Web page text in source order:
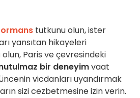
tutkunu olun, ister
yansıtan hikayeleri
Paris ve çevresindeki
bir deneyimvaat
vicdanları uyandırmak
sizi cezbetmesine izin verin.